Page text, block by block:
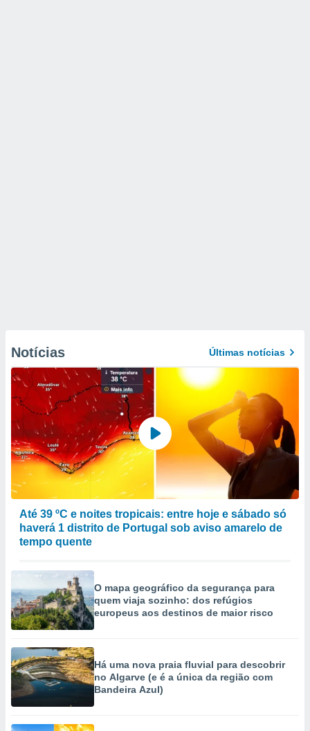
Notícias Últimas notícias
Até 39 ºC e noites tropicais: entre hoje e sábado só
haverá 1 distrito de Portugal sob aviso amarelo de
tempo quente
O mapa geográfico da segurança para
quem viaja sozinho: dos refúgios
europeus aos destinos de maior risco
Há uma nova praia fluvial para descobrir
no Algarve (e é a única da região com
Bandeira Azul)